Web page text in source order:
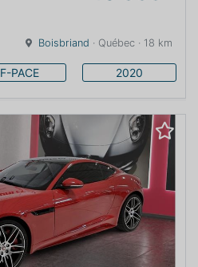
Boisbriand · Québec · 18 km
F-PACE 2020